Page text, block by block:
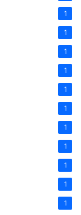
1
1
1
1
1
1
1
1
1
1
1